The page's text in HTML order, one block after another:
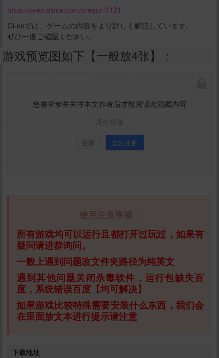
https://ci-en.dlsite.com/creator/1121
Ci-enでは、ゲームの内容をより詳しく解説しています。
ぜひ一度ご確認ください。
游戏预览图如下【一般放4张】：
您需登录并关注本文作者后才能阅读此隐藏内容
请先登录
登录 立刻注册
使用注意事项：
所有游戏均可以运行且都打开过玩过，如果有
疑问请进群询问。
一般上遇到问题改文件夹路径为纯英文
遇到其他问题关闭杀毒软件，运行包缺失百
度，系统错误百度【均可解决】
如果游戏比较特殊需要安装什么东西，我们会
在里面放文本进行提示请注意
下载地址